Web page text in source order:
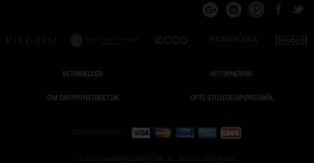
BETINGELSER RETURNERING
OM SHOPPINSTREET.DK OFTE STILLEDE SPØRGSMÅL